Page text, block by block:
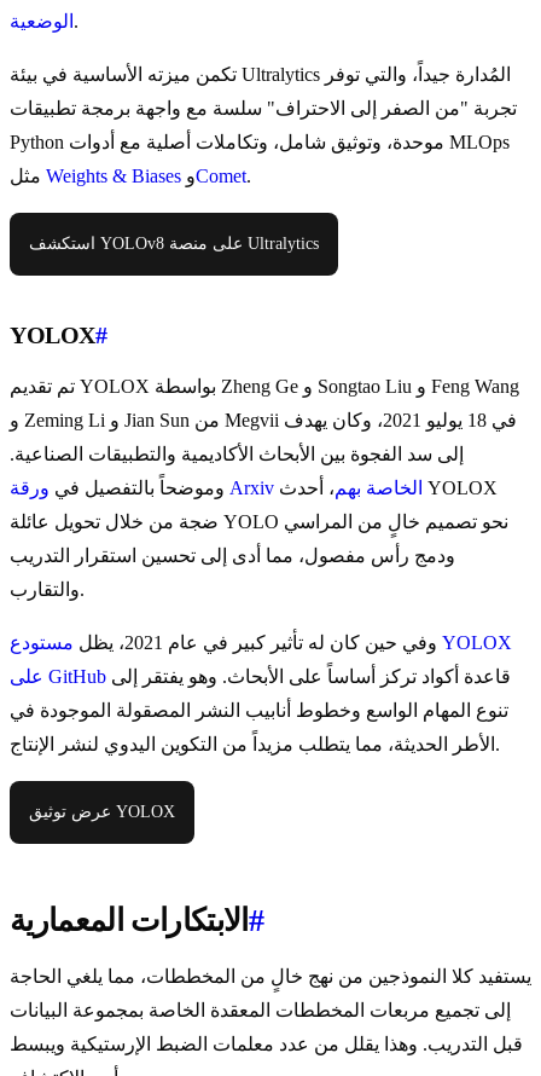
الوضعية .
تكمن ميزته الأساسية في بيئة Ultralytics المُدارة جيداً، والتي توفر
تجربة "من الصفر إلى الاحتراف" سلسة مع واجهة برمجة تطبيقات
Python موحدة، وتوثيق شامل، وتكاملات أصلية مع أدوات MLOps
Weights & Biases وComet.
استكشف YOLOv8 على منصة Ultralytics
YOLOX#
تم تقديم YOLOX بواسطة Zheng Ge و Songtao Liu و Feng Wang
و Zeming Li و Jian Sun من Megvii في 18 يوليو 2021، وكان يهدف
إلى سد الفجوة بين الأبحاث الأكاديمية والتطبيقات الصناعية.
وموضحاً بالتفصيل في
ورقة Arxiv الخاصة بهم، أحدث YOLOX
ضجة من خلال تحويل عائلة YOLO نحو تصميم خالٍ من المراسي
ودمج رأس مفصول، مما أدى إلى تحسين استقرار التدريب
والتقارب.
وفي حين كان له تأثير كبير في عام 2021، يظل
مستودع YOLOX
على GitHub
تنوع المهام الواسع وخطوط أنابيب النشر المصقولة الموجودة في
الأطر الحديثة، مما يتطلب مزيداً من التكوين اليدوي لنشر الإنتاج.
عرض توثيق YOLOX
الابتكارات المعمارية #
يستفيد كلا النموذجين من نهج خالٍ من المخططات، مما يلغي الحاجة
إلى تجميع مربعات المخططات المعقدة الخاصة بمجموعة البيانات
قبل التدريب. وهذا يقلل من عدد معلمات الضبط الإرستيكية ويبسط